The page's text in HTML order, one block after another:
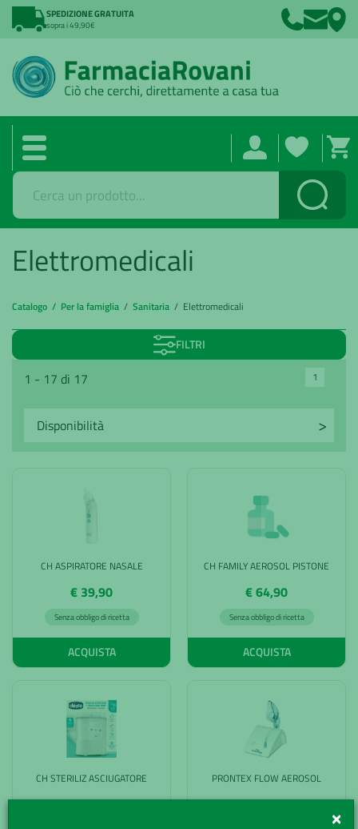
SPEDIZIONE GRATUITA
sopra i 49,90€
Cerca
Elettromedicali
Catalogo / Per la famiglia / Sanitaria / Elettromedicali
FILTRI
1 - 17 di 17 1
CH ASPIRATORE NASALE
€ 39,90
Senza obbligo di ricetta
ACQUISTA
CH FAMILY AEROSOL PISTONE
€ 64,90
Senza obbligo di ricetta
ACQUISTA
CH STERILIZ ASCIUGATORE
€ 79,00
PRONTEX FLOW AEROSOL
€ 80,00
×